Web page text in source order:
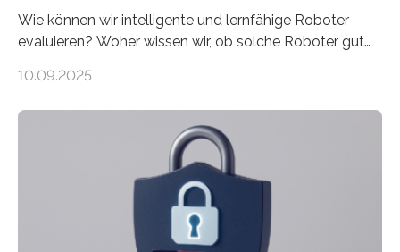
Wie können wir intelligente und lernfähige Roboter
evaluieren? Woher wissen wir, ob solche Roboter gut
sich CAVECORE – ein neues Marie Skłodowska-Curie
koordiniert wird. Ab dem 1. September werden sich
über einen Zeitraum von vier Jahren insgesamt 15
Promovierende im Rahmen von CAVECORE mit
kognitiven Robotern beschäftigen – also mit Robotern,
die mittels Sensoren ihre Umgebung erfassen,
Informationen verarbeiten und häufig auch mit…
10.09.2025